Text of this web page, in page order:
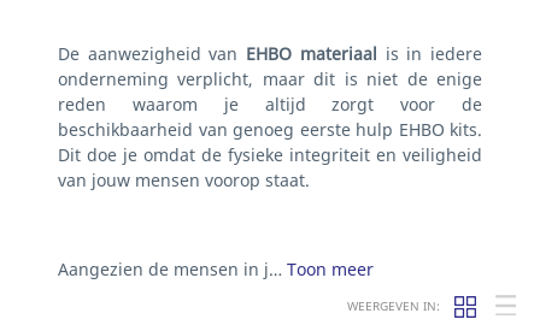
De aanwezigheid van EHBO materiaal is in iedere
onderneming verplicht, maar dit is niet de enige
reden waarom je altijd zorgt voor de
beschikbaarheid van genoeg eerste hulp EHBO kits.
Dit doe je omdat de fysieke integriteit en veiligheid
van jouw mensen voorop staat.
Aangezien de mensen in j… Toon meer
WEERGEVEN IN: